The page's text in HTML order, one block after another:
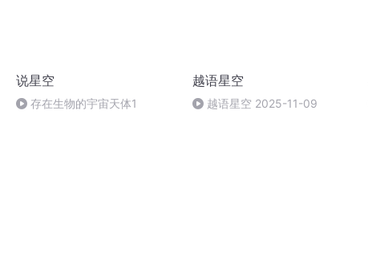
说星空
存在生物的宇宙天体1
越语星空
越语星空 2025-11-09